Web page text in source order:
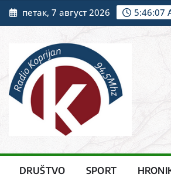
Skip
to
петак, 7 август 2026 5:46:09
DRUŠTVO SPORT